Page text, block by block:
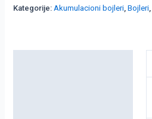
Kategorije: Akumulacioni bojleri ,Bojleri